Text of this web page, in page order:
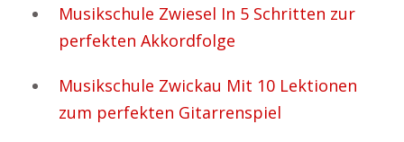
Musikschule Zwiesel In 5 Schritten zur
perfekten Akkordfolge
Musikschule Zwickau Mit 10 Lektionen
zum perfekten Gitarrenspiel